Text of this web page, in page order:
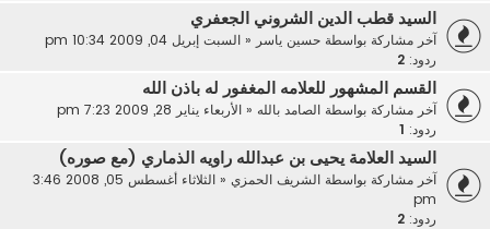
السيد قطب الدين الشروني الجعفري
آخر مشاركة بواسطة حسين ياسر « السبت إبريل 04, 2009 10:34 pm
ردود: 2
القسم المشهور للعلامه المغفور له باذن الله
آخر مشاركة بواسطة الصامد بالله « الأربعاء يناير 28, 2009 7:23 pm
ردود: 1
السيد العلامة يحيى بن عبدالله راويه الذماري (مع صوره)
آخر مشاركة بواسطة الشريف الحمزي «
الثلاثاء أغسطس 05, 2008 3:46
pm
ردود: 2